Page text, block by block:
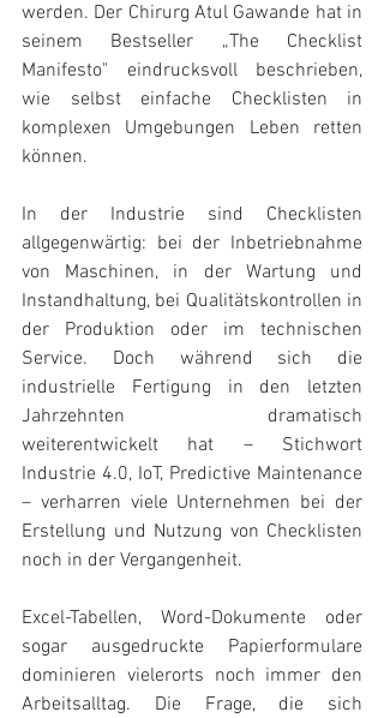
werden. Der Chirurg Atul Gawande hat in
seinem Bestseller „The Checklist
Manifesto" eindrucksvoll beschrieben,
wie selbst einfache Checklisten in
komplexen Umgebungen Leben retten
können.
In der Industrie sind Checklisten
allgegenwärtig: bei der Inbetriebnahme
von Maschinen, in der Wartung und
Instandhaltung, bei Qualitätskontrollen in
der Produktion oder im technischen
Service. Doch während sich die
industrielle Fertigung in den letzten
Jahrzehnten dramatisch
weiterentwickelt hat – Stichwort
Industrie 4.0, IoT, Predictive Maintenance
– verharren viele Unternehmen bei der
Erstellung und Nutzung von Checklisten
noch in der Vergangenheit.
Excel-Tabellen, Word-Dokumente oder
sogar ausgedruckte Papierformulare
dominieren vielerorts noch immer den
Arbeitsalltag. Die Frage, die sich